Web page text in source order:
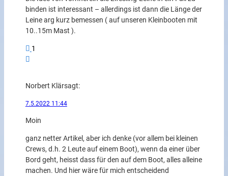
binden ist interessant – allerdings ist dann die Länge der
Leine arg kurz bemessen ( auf unseren Kleinbooten mit
10..15m Mast ).
1
Norbert Klärsagt:
7.5.2022 11:44
Moin
ganz netter Artikel, aber ich denke (vor allem bei kleinen
Crews, d.h. 2 Leute auf einem Boot), wenn da einer über
Bord geht, heisst dass für den auf dem Boot, alles alleine
machen. Und hier wäre für mich entscheidend